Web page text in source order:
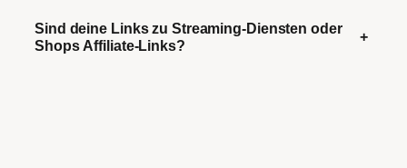
Sind deine Links zu Streaming-Diensten oder
Shops Affiliate-Links?
+